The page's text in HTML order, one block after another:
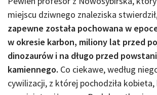
miejscu dziwnego znaleziska
zapewne została pochowana w
w okresie karbon, miliony lat przed
dinozaurów i na długo przed
kamiennego. Co ciekawe, według
cywilizacji, z której pochodziła kobieta,